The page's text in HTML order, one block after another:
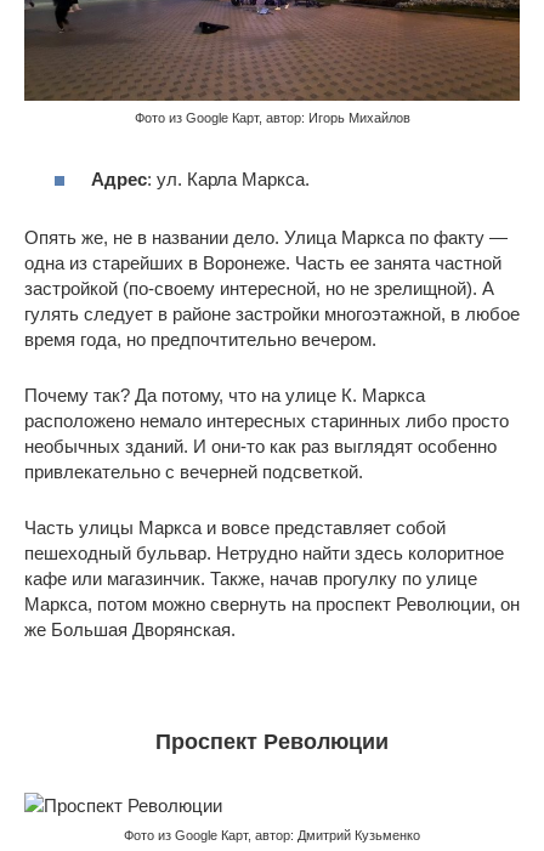
Фото из Google Карт, автор: Игорь Михайлов
Адрес: ул. Карла Маркса.
Опять же, не в названии дело. Улица Маркса по факту —
одна из старейших в Воронеже. Часть ее занята частной
застройкой (по-своему интересной, но не зрелищной). А
гулять следует в районе застройки многоэтажной, в любое
время года, но предпочтительно вечером.
Почему так? Да потому, что на улице К. Маркса
расположено немало интересных старинных либо просто
необычных зданий. И они-то как раз выглядят особенно
привлекательно с вечерней подсветкой.
Часть улицы Маркса и вовсе представляет собой
пешеходный бульвар. Нетрудно найти здесь колоритное
кафе или магазинчик. Также, начав прогулку по улице
Маркса, потом можно свернуть на проспект Революции, он
же Большая Дворянская.
Проспект Революции
Фото из Google Карт, автор: Дмитрий Кузьменко